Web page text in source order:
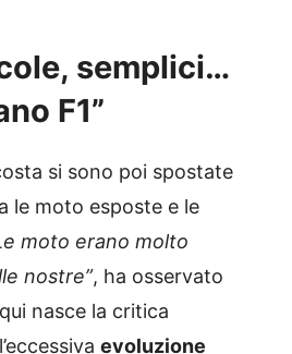
semplici…
F1”
si sono poi spostate
le moto esposte e le
moto erano molto
nostre”, ha osservato
nasce la critica
evoluzione